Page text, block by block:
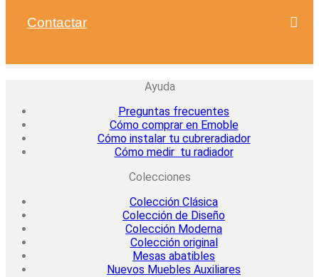
Contactar
Ayuda
Preguntas frecuentes
Cómo comprar en Emoble
Cómo instalar tu cubreradiador
Cómo medir tu radiador
Colecciones
Colección Clásica
Colección de Diseño
Colección Moderna
Colección original
Mesas abatibles
Nuevos Muebles Auxiliares